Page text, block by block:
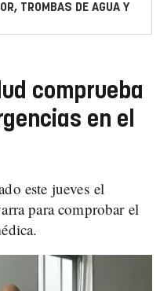
TROMBAS DE AGUA Y
comprueba
en el
este jueves el
para comprobar el